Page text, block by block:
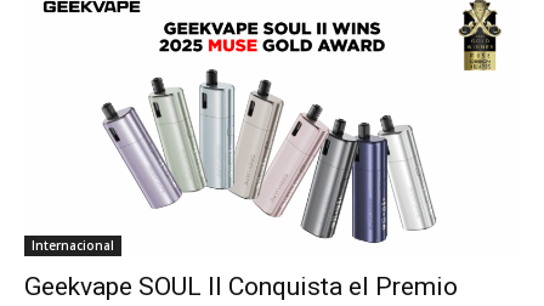
Internacional
Geekvape SOUL II Conquista el Premio